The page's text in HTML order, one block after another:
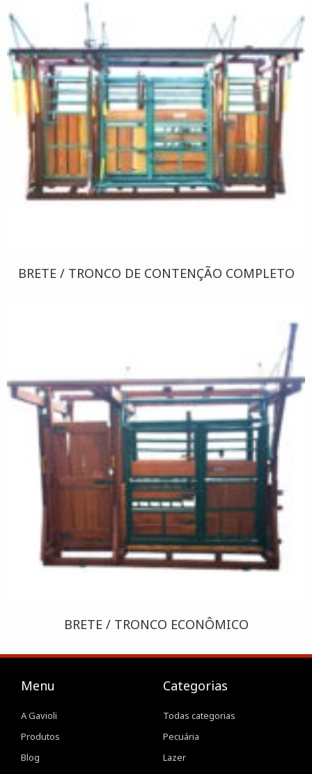
BRETE / TRONCO DE CONTENÇÃO COMPLETO
BRETE / TRONCO ECONÔMICO
Menu
A Gavioli
Produtos
Blog
Categorias
Todas categorias
Pecuária
Lazer